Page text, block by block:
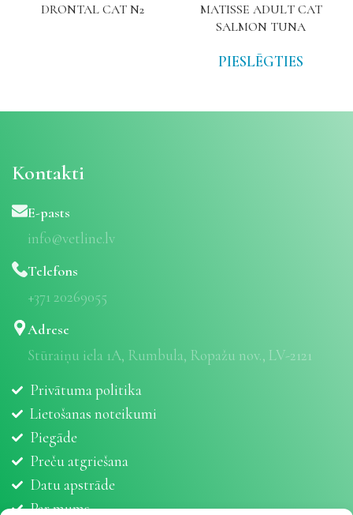
DRONTAL CAT N2
MATISSE ADULT CAT
SALMON TUNA
PIESLĒGTIES
Kontakti
E-pasts
info@vetline.lv
Telefons
+371 20269055
Adrese
Stūraiņu iela 1A, Rumbula, Ropažu nov., LV-2121
Privātuma politika
Lietošanas noteikumi
Piegāde
Preču atgriešana
Datu apstrāde
Par mums